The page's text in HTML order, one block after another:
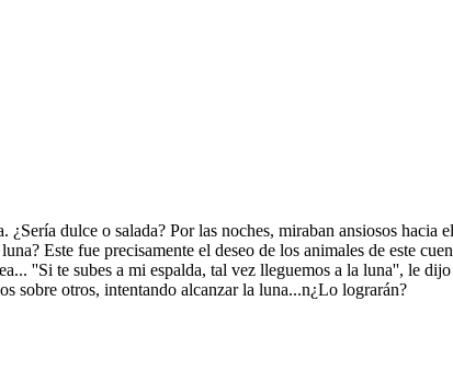
dulce o salada? Por las noches, miraban ansiosos
Este fue precisamente el deseo de los animales de este
''Si te subes a mi espalda, tal vez lleguemos a la luna'', le
sobre otros, intentando alcanzar la luna...n¿Lo lograrán?